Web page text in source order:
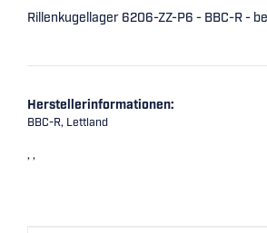
Rillenkugellager 6206-ZZ-P6 - BBC-R -
Herstellerinformationen:
BBC-R, Lettland
, ,